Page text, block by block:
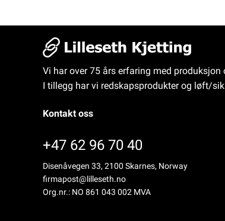
Vi har over 75 års erfaring med
I tillegg har vi redskapsprodukter og løft/
Kontakt oss
+47 62 96 70 40
Disenåvegen 33, 2100 Skarnes, Norway
firmapost@lilleseth.no
Org.nr.: NO 861 043 002 MVA